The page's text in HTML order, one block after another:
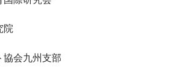
院
会九州支部